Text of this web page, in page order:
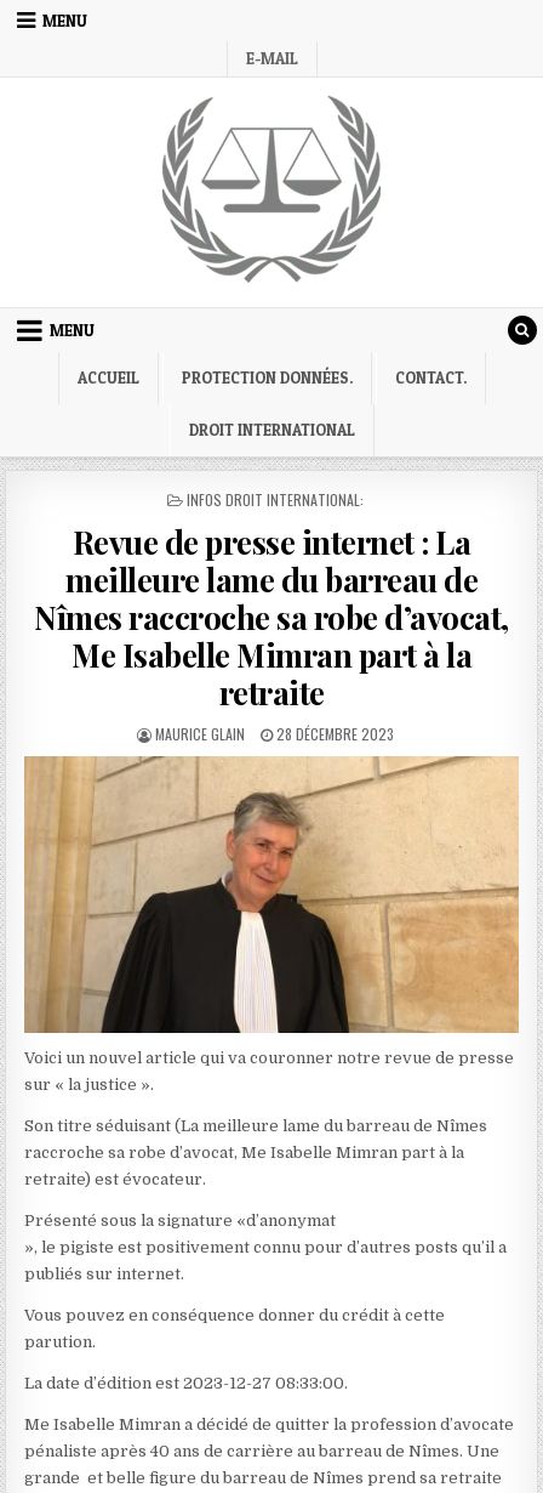
Skip
MENU
E-MAIL
MENU
ACCUEIL PROTECTION DONNÉES. CONTACT.
DROIT INTERNATIONAL
POSTED
INFOS DROIT INTERNATIONAL:
Revue de presse internet : La
meilleure lame du barreau de
Nîmes raccroche sa robe d’avocat,
Me Isabelle Mimran part à la
retraite
AUTHOR:
MAURICE GLAIN
PUBLISHED
DATE:
28 DÉCEMBRE 2023
Voici un nouvel article qui va couronner notre revue de presse
sur « la justice ».
Son titre séduisant (La meilleure lame du barreau de Nîmes
raccroche sa robe d’avocat, Me Isabelle Mimran part à la
retraite) est évocateur.
Présenté sous la signature «d’anonymat
», le pigiste est positivement connu pour d’autres posts qu’il a
publiés sur internet.
Vous pouvez en conséquence donner du crédit à cette
parution.
La date d’édition est 2023-12-27 08:33:00.
Me Isabelle Mimran a décidé de quitter la profession d’avocate
pénaliste après 40 ans de carrière au barreau de Nîmes. Une
grande et belle figure du barreau de Nîmes prend sa retraite